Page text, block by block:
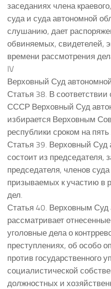
заседаниях члена
суда и суда автономной
слушанию, дает
обвиняемых, свидетелей,
времени рассмотрения
IV
Верховный Суд
Статья 38. В
СССР Верховный Суд
избирается Верховным
республики сроком на пять
Статья 39. Верховный Суд
состоит из председателя,
председателя, членов
призываемых к участию в
дел.
Статья 40. Верховным Суд
рассматривает
уголовные дела о
преступлениях, об особо
против государственного
социалистической
должностных и